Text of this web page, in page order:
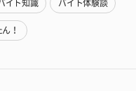
イト知識 バイト体験談
！